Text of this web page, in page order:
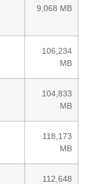
9,068 MB
106,234
MB
104,833
MB
118,173
MB
112,648